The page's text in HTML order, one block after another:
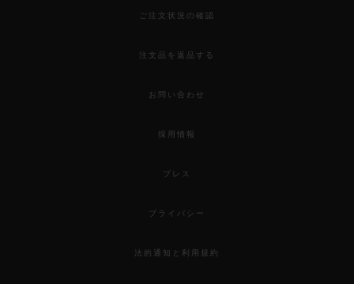
ご注文状況の確認
注文品を返品する
お問い合わせ
採用情報
プレス
プライバシー
法的通知と利用規約